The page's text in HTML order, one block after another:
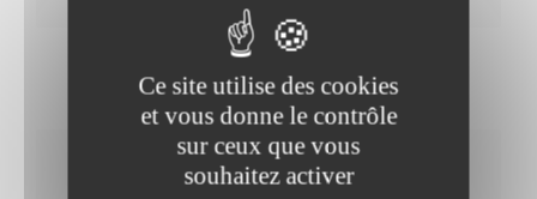
Horaires Mairie
Ce site utilise des cookies
et vous donne le contrôle
sur ceux que vous
souhaitez activer